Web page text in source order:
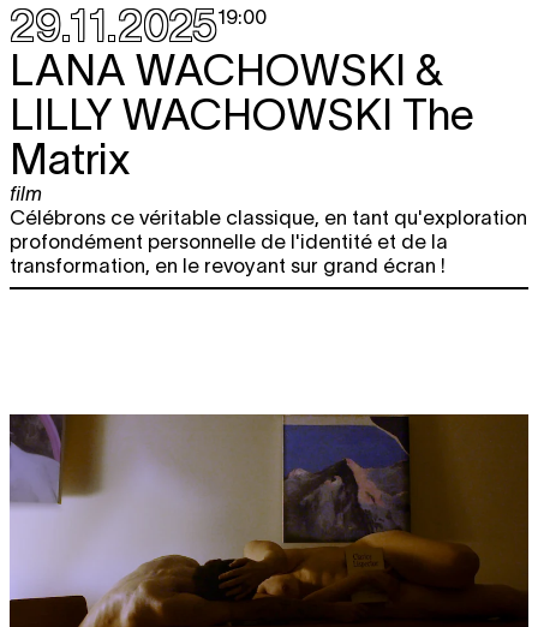
29.11.202519:00
LANA WACHOWSKI &
LILLY WACHOWSKI The
Matrix
film
Célébrons ce véritable classique, en tant qu'exploration
profondément personnelle de l'identité et de la
transformation, en le revoyant sur grand écran !